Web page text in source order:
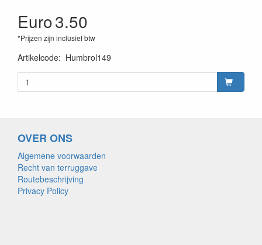
Euro3.50
*Prijzen zijn inclusief btw
Artikelcode: Humbrol149
OVER ONS
Algemene voorwaarden
Recht van terruggave
Routebeschrijving
Privacy Policy